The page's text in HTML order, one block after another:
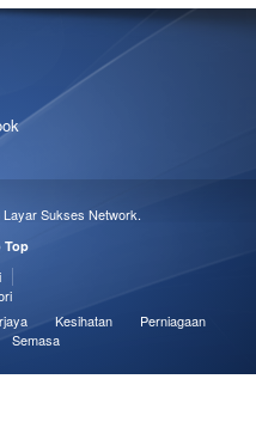
Layar Sukses Network.
Top
Kesihatan
Perniagaan
Semasa